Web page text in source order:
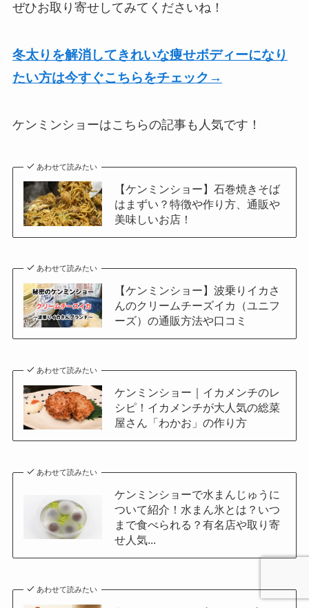
ぜひお取り寄せしてみてくださいね！
冬太りを解消してきれいな痩せボディーになり
たい方は今すぐこちらをチェック→
ケンミンショーはこちらの記事も人気です！
あわせて読みたい
【ケンミンショー】石巻焼きそば
はまずい？特徴や作り方、通販や
美味しいお店！
あわせて読みたい
【ケンミンショー】波乗りイカさ
んのクリームチーズイカ（ユニフ
ーズ）の通販方法や口コミ
あわせて読みたい
ケンミンショー｜イカメンチのレ
シピ！イカメンチが大人気の総菜
屋さん「わかお」の作り方
あわせて読みたい
ケンミンショーで水まんじゅうに
ついて紹介！水まん氷とは？いつ
まで食べられる？有名店や取り寄
せ人気...
あわせて読みたい